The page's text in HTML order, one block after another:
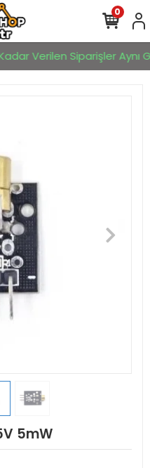
Verilen Siparişler Aynı
0
5mW